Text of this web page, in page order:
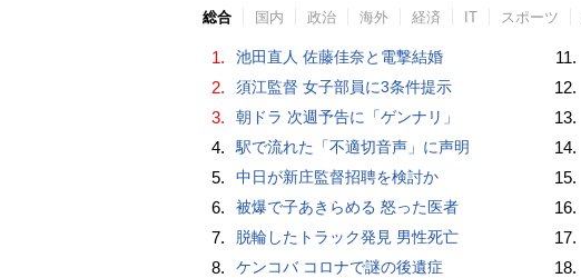
総合 国内 政治 海外 経済 IT スポーツ
1. 池田直人 佐藤佳奈と電撃結婚
2. 須江監督 女子部員に3条件提示
3. 朝ドラ 次週予告に「ゲンナリ」
4. 駅で流れた「不適切音声」に声明
5. 中日が新庄監督招聘を検討か
6. 被爆で子あきらめる 怒った医者
7. 脱輪したトラック発見 男性死亡
8. ケンコバ コロナで謎の後遺症
11.
12.
13.
14.
15.
16.
17.
18.